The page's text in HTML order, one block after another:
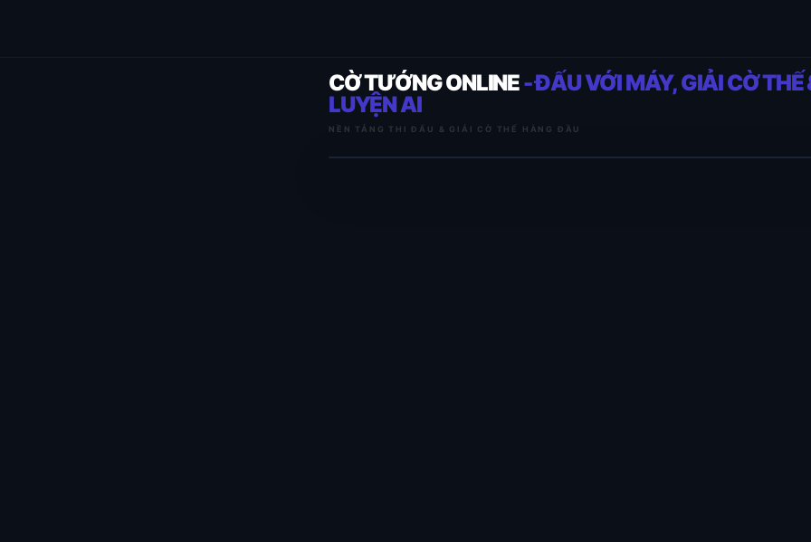
CỜ TƯỚNG ONLINE- ĐẤU VỚI MÁY, GIẢI CỜ THẾ
LUYỆN AI
NỀN TẢNG THI ĐẤU & GIẢI CỜ THẾ HÀNG ĐẦU